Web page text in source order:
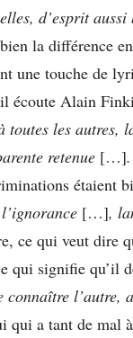
d’esprit
la différence
une touche de
écoute Alain
toutes les autres,
retenue […]
étaient
[…],
ce qui veut dire
qui signifie qu’il
connaître
a tant de mal